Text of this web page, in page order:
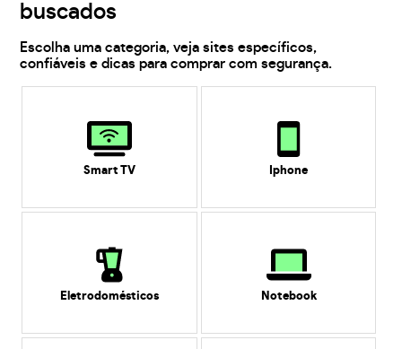
buscados
Escolha uma categoria, veja sites específicos,
confiáveis e dicas para comprar com segurança.
Smart TV Iphone
Eletrodomésticos Notebook